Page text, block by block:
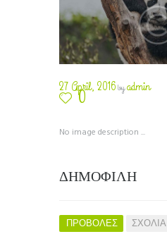
27 April, 2016byadmin
0
No image description ...
ΔΗΜΟΦΙΛΗ
ΠΡΟΒΟΛΕΣ ΣΧΟΛΙΑ